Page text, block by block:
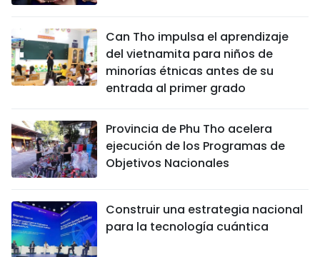
Can Tho impulsa el aprendizaje
del vietnamita para niños de
minorías étnicas antes de su
entrada al primer grado
Provincia de Phu Tho acelera
ejecución de los Programas de
Objetivos Nacionales
Construir una estrategia nacional
para la tecnología cuántica